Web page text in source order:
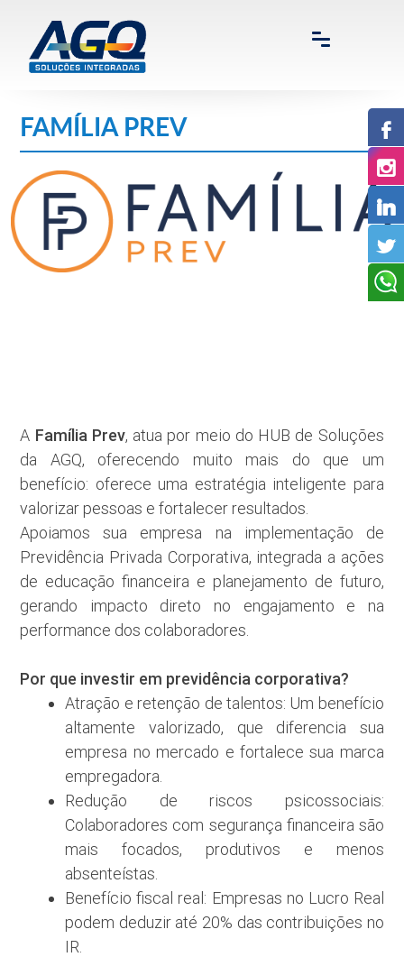
FAMÍLIA PREV
A Família Prev, atua por meio do HUB de Soluções
da AGQ, oferecendo muito mais do que um
benefício: oferece uma estratégia inteligente para
valorizar pessoas e fortalecer resultados.
Apoiamos sua empresa na implementação de
Previdência Privada Corporativa, integrada a ações
de educação financeira e planejamento de futuro,
gerando impacto direto no engajamento e na
performance dos colaboradores.
Por que investir em previdência corporativa?
Atração e retenção de talentos: Um benefício
altamente valorizado, que diferencia sua
empresa no mercado e fortalece sua marca
empregadora.
Redução de riscos psicossociais:
Colaboradores com segurança financeira são
mais focados, produtivos e menos
absenteístas.
Benefício fiscal real: Empresas no Lucro Real
podem deduzir até 20% das contribuições no
IR.